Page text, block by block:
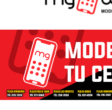
Contacto
Mayoreo
⤷ Celulares